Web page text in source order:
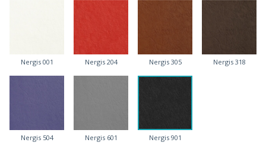
Nergis 001 Nergis 204 Nergis 305 Nergis 318
Nergis 504 Nergis 601 Nergis 901